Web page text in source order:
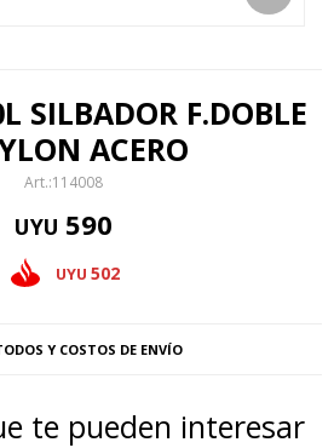
SILBADOR F.DOBLE
ACERO
114008
UYU 590
UYU 502
Y COSTOS DE ENVÍO
te pueden interesar